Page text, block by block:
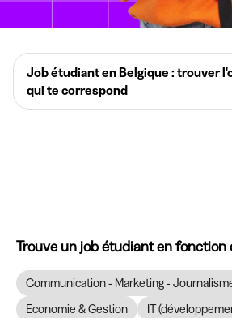
Job étudiant en Belgique : trouver
qui te correspond
Trouve un job étudiant en fonction
Communication - Marketing -
Economie & Gestion
IT